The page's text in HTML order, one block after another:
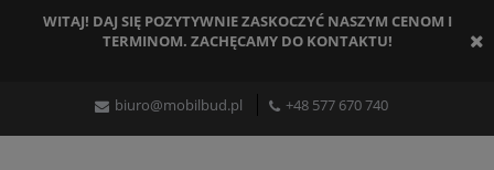
WITAJ! DAJ SIĘ POZYTYWNIE ZASKOCZYĆ NASZYM CENOM I
TERMINOM. ZACHĘCAMY DO KONTAKTU!
biuro@mobilbud.pl +48 577 670 740